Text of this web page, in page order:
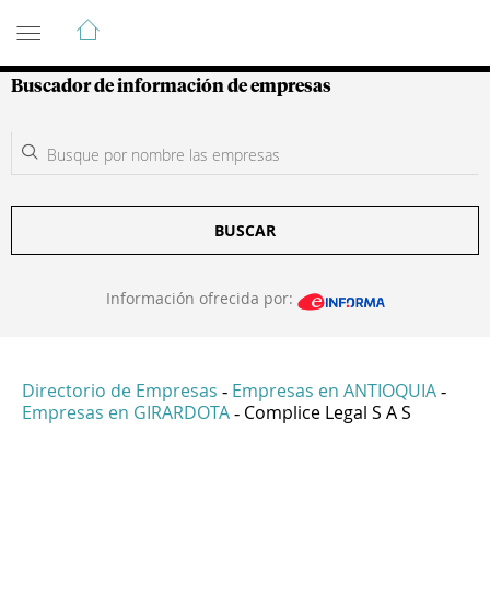
Guía de Empresas Colombianas
Buscador de información de empresas
BUSCAR
Información ofrecida por:
Directorio de Empresas - Empresas en ANTIOQUIA -
Empresas en GIRARDOTA - Complice Legal S A S